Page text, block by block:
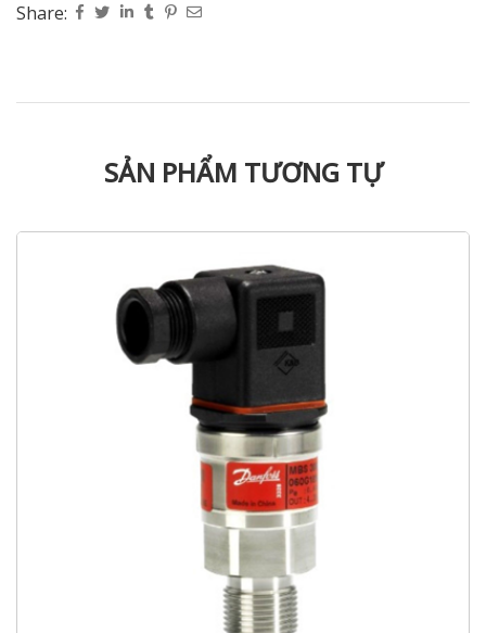
Share:
SẢN PHẨM TƯƠNG TỰ